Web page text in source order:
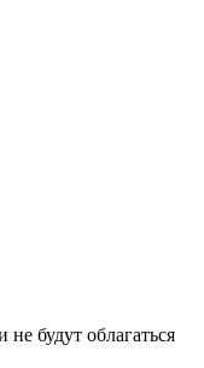
будут облагаться